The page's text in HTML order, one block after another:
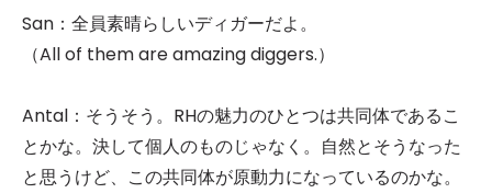
San：全員素晴らしいディガーだよ。
（All of them are amazing diggers.）
Antal：そうそう。RHの魅力のひとつは共同体であるこ
とかな。決して個人のものじゃなく。自然とそうなった
と思うけど、この共同体が原動力になっているのかな。